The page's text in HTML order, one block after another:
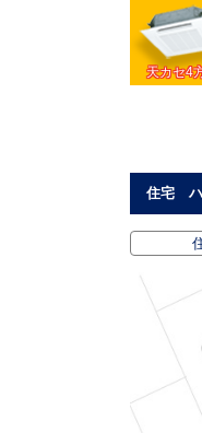
天カセ4
住宅 ハ